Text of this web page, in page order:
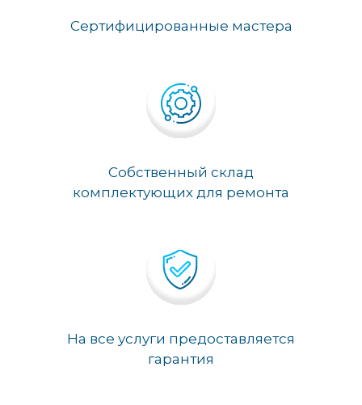
Сертифицированные мастера
Собственный склад
комплектующих для ремонта
На все услуги предоставляется
гарантия